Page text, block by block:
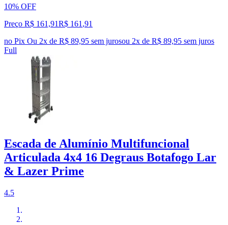
10% OFF
Preço R$ 161,91R$ 161 ,91
no Pix Ou 2x de R$ 89,95 sem jurosou 2x de R$ 89,95 sem juros
Full
Escada de Alumínio Multifuncional
Articulada 4x4 16 Degraus Botafogo Lar
& Lazer Prime
4.5